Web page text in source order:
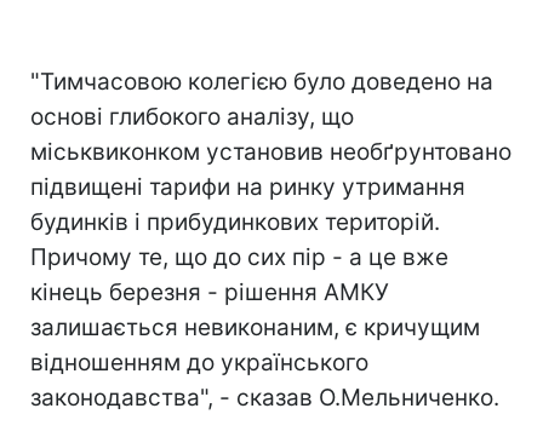
"Тимчасовою колегією було доведено на
основі глибокого аналізу, що
міськвиконком установив необґрунтовано
підвищені тарифи на ринку утримання
будинків і прибудинкових територій.
Причому те, що до сих пір - а це вже
кінець березня - рішення АМКУ
залишається невиконаним, є кричущим
відношенням до українського
законодавства", - сказав О.Мельниченко.